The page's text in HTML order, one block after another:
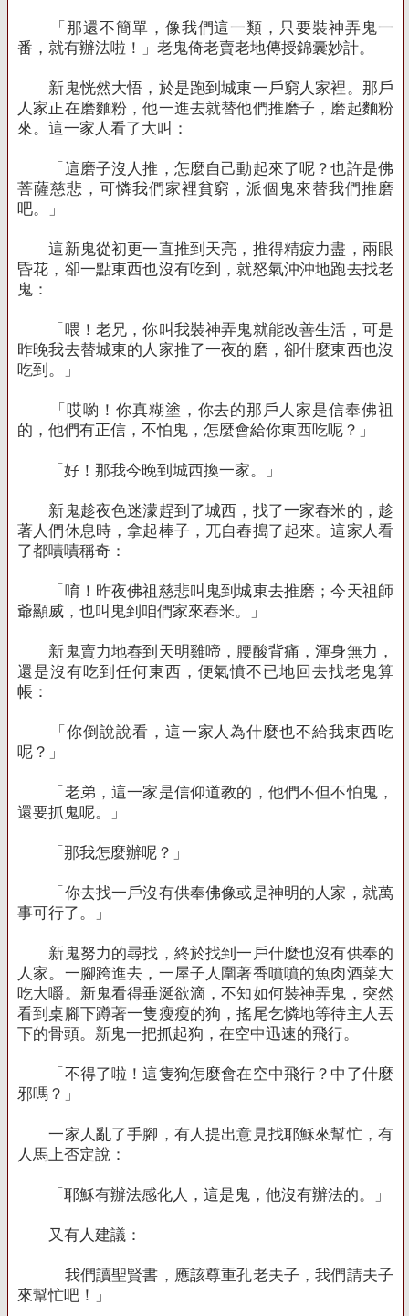
「那還不簡單，像我們這一類，只要裝神弄鬼一
番，就有辦法啦！」老鬼倚老賣老地傳授錦囊妙計。
新鬼恍然大悟，於是跑到城東一戶窮人家裡。那戶
人家正在磨麵粉，他一進去就替他們推磨子，磨起麵粉
來。這一家人看了大叫：
「這磨子沒人推，怎麼自己動起來了呢？也許是佛
菩薩慈悲，可憐我們家裡貧窮，派個鬼來替我們推磨
吧。」
這新鬼從初更一直推到天亮，推得精疲力盡，兩眼
昏花，卻一點東西也沒有吃到，就怒氣沖沖地跑去找老
鬼：
「喂！老兄，你叫我裝神弄鬼就能改善生活，可是
昨晚我去替城東的人家推了一夜的磨，卻什麼東西也沒
吃到。」
「哎喲！你真糊塗，你去的那戶人家是信奉佛祖
的，他們有正信，不怕鬼，怎麼會給你東西吃呢？」
「好！那我今晚到城西換一家。」
新鬼趁夜色迷濛趕到了城西，找了一家舂米的，趁
著人們休息時，拿起棒子，兀自舂搗了起來。這家人看
了都嘖嘖稱奇：
「唷！昨夜佛祖慈悲叫鬼到城東去推磨；今天祖師
爺顯威，也叫鬼到咱們家來舂米。」
新鬼賣力地舂到天明雞啼，腰酸背痛，渾身無力，
還是沒有吃到任何東西，便氣憤不已地回去找老鬼算
帳：
「你倒說說看，這一家人為什麼也不給我東西吃
呢？」
「老弟，這一家是信仰道教的，他們不但不怕鬼，
還要抓鬼呢。」
「那我怎麼辦呢？」
「你去找一戶沒有供奉佛像或是神明的人家，就萬
事可行了。」
新鬼努力的尋找，終於找到一戶什麼也沒有供奉的
人家。一腳跨進去，一屋子人圍著香噴噴的魚肉酒菜大
吃大嚼。新鬼看得垂涎欲滴，不知如何裝神弄鬼，突然
看到桌腳下蹲著一隻瘦瘦的狗，搖尾乞憐地等待主人丟
下的骨頭。新鬼一把抓起狗，在空中迅速的飛行。
「不得了啦！這隻狗怎麼會在空中飛行？中了什麼
邪嗎？」
一家人亂了手腳，有人提出意見找耶穌來幫忙，有
人馬上否定說：
「耶穌有辦法感化人，這是鬼，他沒有辦法的。」
又有人建議：
「我們讀聖賢書，應該尊重孔老夫子，我們請夫子
來幫忙吧！」